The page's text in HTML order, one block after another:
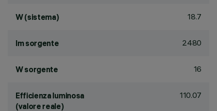
W (sistema) 18.7
lm sorgente 2480
W sorgente 16
Efficienza luminosa
(valore reale)
110.07